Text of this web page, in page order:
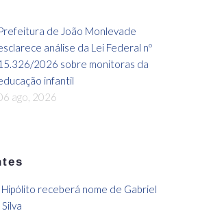
de João Monlevade
análise da Lei Federal nº
2026 sobre monitoras da
infantil
ago, 2026
receberá nome de Gabriel